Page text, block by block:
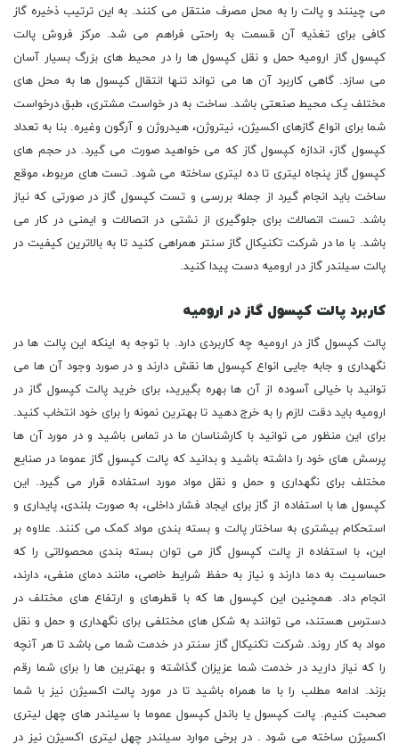
می چینند و پالت را به محل مصرف منتقل می کنند. به این ترتیب ذخیره گاز
کافی برای تغذیه آن قسمت به راحتی فراهم می شد. مرکز فروش پالت
کپسول گاز ارومیه حمل و نقل کپسول ها را در محیط های بزرگ بسیار آسان
می سازد. گاهی کاربرد آن ها می تواند تنها انتقال کپسول ها به محل های
مختلف یک محیط صنعتی باشد. ساخت به در خواست مشتری، طبق درخواست
شما برای انواع گازهای اکسیژن، نیتروژن، هیدروژن و آرگون وغیره. بنا به تعداد
کپسول گاز، اندازه کپسول گاز که می خواهید صورت می گیرد. در حجم های
کپسول گاز پنجاه لیتری تا ده لیتری ساخته می شود. تست های مربوط، موقع
ساخت باید انجام گیرد از جمله بررسی و تست کپسول گاز در صورتی که نیاز
باشد. تست اتصالات برای جلوگیری از نشتی در اتصالات و ایمنی در کار می
باشد. با ما در شرکت تکنیکال گاز سنتر همراهی کنید تا به بالاترین کیفیت در
پالت سیلندر گاز در ارومیه دست پیدا کنید.
کاربرد پالت کپسول گاز در ارومیه
پالت کپسول گاز در ارومیه چه کاربردی دارد. با توجه به اینکه این پالت ها در
نگهداری و جابه جایی انواع کپسول ها نقش دارند و در صورد وجود آن ها می
توانید با خیالی آسوده از آن ها بهره بگیرید، برای خرید پالت کپسول گاز در
ارومیه باید دقت لازم را به خرج دهید تا بهترین نمونه را برای خود انتخاب کنید.
برای این منظور می توانید با کارشناسان ما در تماس باشید و در مورد آن ها
پرسش های خود را داشته باشید و بدانید که پالت کپسول گاز عموما در صنایع
مختلف برای نگهداری و حمل و نقل مواد مورد استفاده قرار می گیرد. این
کپسول ها با استفاده از گاز برای ایجاد فشار داخلی، به صورت بلندی، پایداری و
استحکام بیشتری به ساختار پالت و بسته بندی مواد کمک می کنند. علاوه بر
این، با استفاده از پالت کپسول گاز می توان بسته بندی محصولاتی را که
حساسیت به دما دارند و نیاز به حفظ شرایط خاصی، مانند دمای منفی، دارند،
انجام داد. همچنین این کپسول ها که با قطرهای و ارتفاع های مختلف در
دسترس هستند، می توانند به شکل های مختلفی برای نگهداری و حمل و نقل
مواد به کار روند. شرکت تکنیکال گاز سنتر در خدمت شما می باشد تا هر آنچه
را که نیاز دارید در خدمت شما عزیزان گذاشته و بهترین ها را برای شما رقم
بزند. ادامه مطلب را با ما همراه باشید تا در مورد پالت اکسیژن نیز با شما
صحبت کنیم. پالت کپسول یا باندل کپسول عموما با سیلندر های چهل لیتری
اکسیژن ساخته می شود . در برخی موارد سیلندر چهل لیتری اکسیژن نیز در